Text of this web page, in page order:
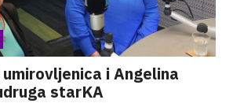
i Angelina
starKA